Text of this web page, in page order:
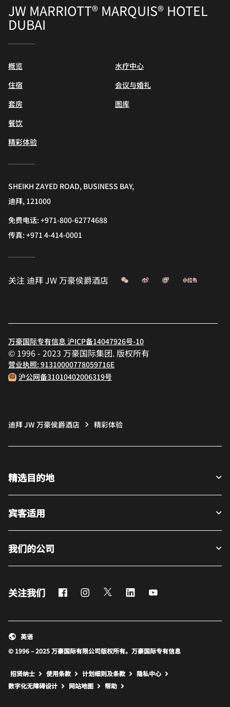
JW MARRIOTT® MARQUIS® HOTEL
DUBAI
概览
住宿
套房
餐饮
精彩体验
水疗中心
会议与婚礼
图库
SHEIKH ZAYED ROAD, BUSINESS BAY,
迪拜, 121000
免费电话:+971-800-62774688
传真:+971 4-414-0001
关注 迪拜 JW 万豪侯爵酒店 微信 微博 飞猪 小红书
万豪国际专有信息 沪ICP备14047926号-10
© 1996 - 2023 万豪国际集团. 版权所有
营业执照: 91310000778059716E
沪公网备31010402006319号
迪拜 JW 万豪侯爵酒店 精彩体验
精选目的地
宾客适用
我们的公司
关注我们 FacebookInstagram
Twitter LinkedIn
© 1996 – 2025 万豪国际有限公司版权所有。万豪国际专有信息
英语
招贤纳士 使用条款 计划细则及条款
隐私中心
数字化无障碍设计
网站地图 打开新窗口
帮助